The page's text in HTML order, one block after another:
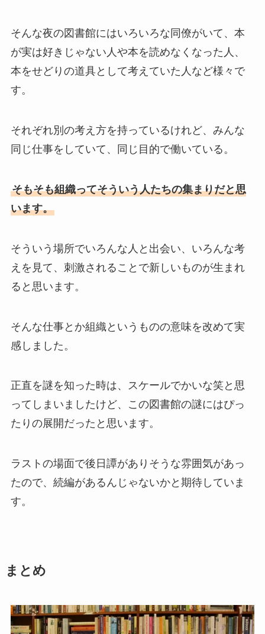
そんな夜の図書館にはいろいろな同僚がいて、本
が実は好きじゃない人や本を読めなくなった人、
本をせどりの道具として考えていた人など様々で
す。
それぞれ別の考え方を持っているけれど、みんな
同じ仕事をしていて、同じ目的で働いている。
そもそも組織ってそういう人たちの集まりだと思
います。
そういう場所でいろんな人と出会い、いろんな考
えを見て、刺激されることで新しいものが生まれ
ると思います。
そんな仕事とか組織というものの意味を改めて実
感しました。
正直を謎を知った時は、スケールでかいな笑と思
ってしまいましたけど、この図書館の謎にはぴっ
たりの展開だったと思います。
ラストの場面で後日譚がありそうな雰囲気があっ
たので、続編があるんじゃないかと期待していま
す。
まとめ